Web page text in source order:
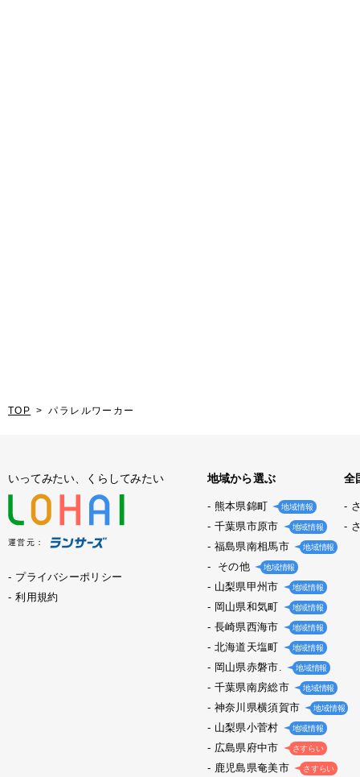
TOP パラレルワーカー
いってみたい、くらしてみたい
運営元：
プライバシーポリシー
利用規約
地域から選ぶ
熊本県錦町 地域情報
千葉県市原市 地域情報
福島県南相馬市 地域情報
その他 地域情報
山梨県甲州市 地域情報
岡山県和気町 地域情報
長崎県西海市 地域情報
北海道天塩町 地域情報
岡山県赤磐市. 地域情報
千葉県南房総市 地域情報
神奈川県横須賀市 地域情報
山梨県小菅村 地域情報
広島県府中市 さすらい
鹿児島県奄美市 さすらい
全